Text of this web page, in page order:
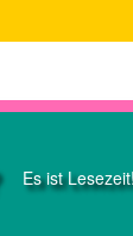
Es ist